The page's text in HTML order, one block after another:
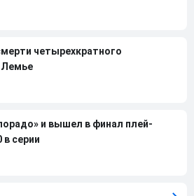
четырехкратного
и вышел в финал плей-
серии